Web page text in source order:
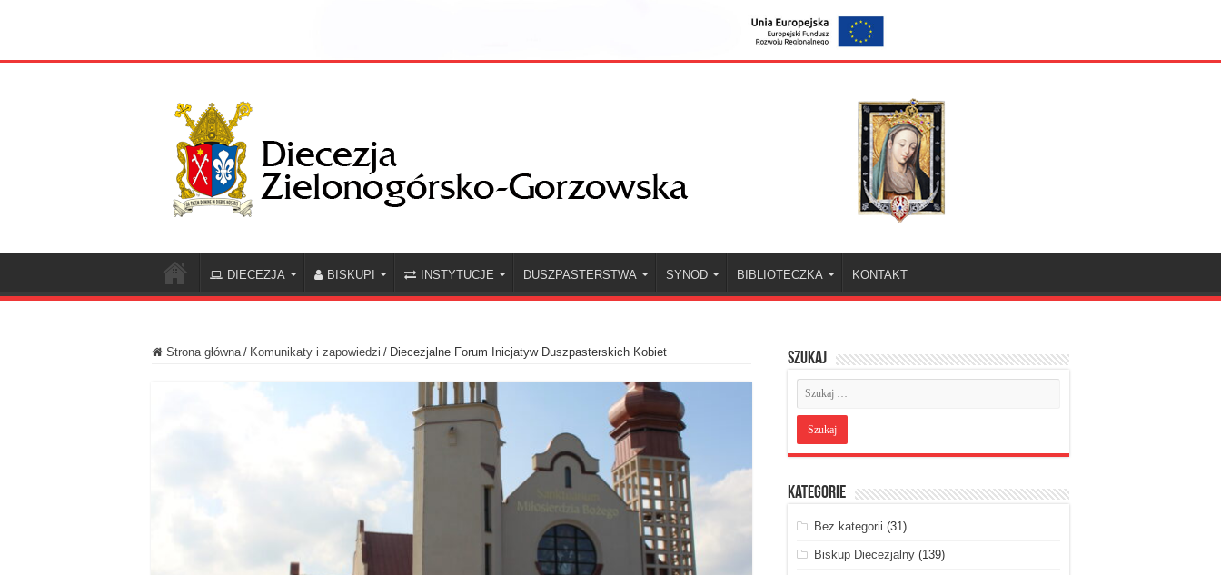
DIECEZJA BISKUPI INSTYTUCJE DUSZPASTERSTWA SYNOD BIBLIOTECZKA KONTAKT
Strona główna / Komunikaty i zapowiedzi / Diecezjalne Forum Inicjatyw Duszpasterskich Kobiet Szukaj
Kategorie
Bez kategorii (31)
Biskup Diecezjalny(139)